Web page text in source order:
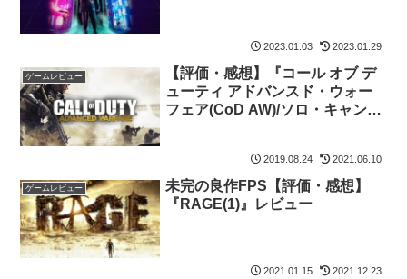
2023.01.03 2023.01.29
ゲームレビュー
【評価・感想】『コール オブ デ
ューティ アドバンスド・ウォー
フェア(CoD AW)/ソロ・キャンペ
2019.08.24 2021.06.10
ゲームレビュー
未完の良作FPS【評価・感想】
『RAGE(1)』レビュー
2021.01.15 2021.12.23